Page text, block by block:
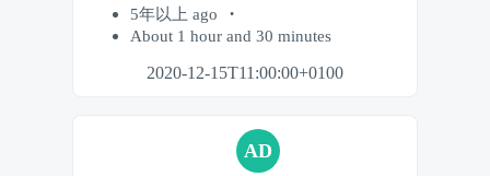
5年以上 ago
About 1 hour and 30 minutes
2020-12-15T11:00:00+0100
AD